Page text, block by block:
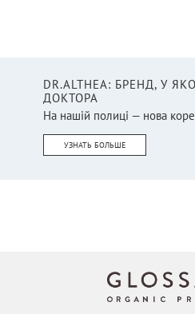
DR.ALTHEA: БРЕНД, У
ДОКТОРА
На нашій полиці — нова
УЗНАТЬ БОЛЬШЕ